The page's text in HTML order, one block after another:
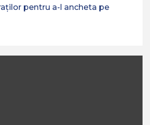
pentru a-l ancheta pe